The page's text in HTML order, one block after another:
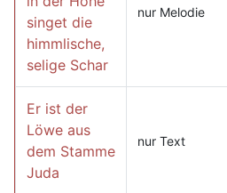
singet die
himmlische,
selige Schar
nur Melodie
Er ist der
Löwe aus
dem Stamme
Juda
nur Text